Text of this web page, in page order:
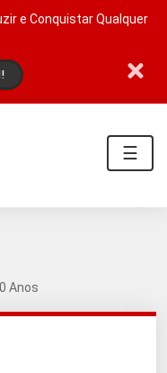
e Conquistar Qualquer
☰
Anos